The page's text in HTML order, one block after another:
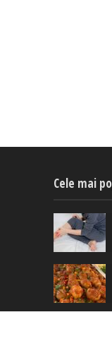
Cele mai